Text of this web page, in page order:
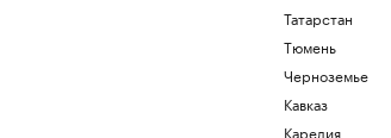
Татарстан
Тюмень
Черноземье
Кавказ
Карелия